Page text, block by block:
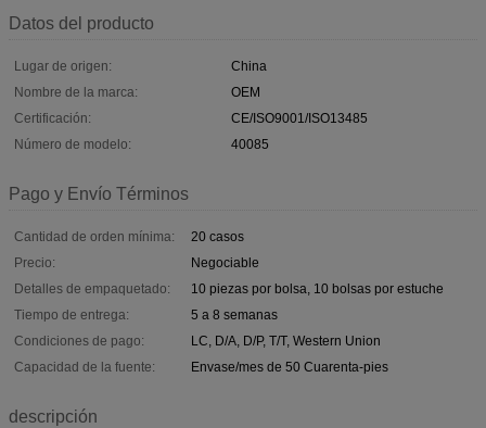
Datos del producto
Lugar de origen:
China
Nombre de la marca:
OEM
Certificación:
CE/ISO9001/ISO13485
Número de modelo:
40085
Pago y Envío Términos
Cantidad de orden mínima:
20 casos
Precio:
Negociable
Detalles de empaquetado:
10 piezas por bolsa, 10 bolsas por estuche
Tiempo de entrega:
5 a 8 semanas
Condiciones de pago:
LC, D/A, D/P, T/T, Western Union
Capacidad de la fuente:
Envase/mes de 50 Cuarenta-pies
descripción